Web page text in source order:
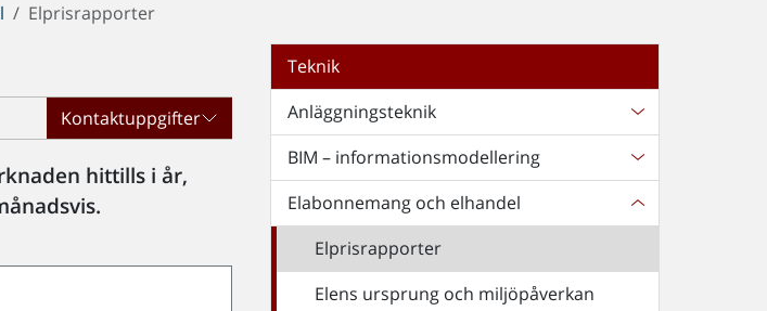
Elprisrapporter
Kontaktuppgifter
hittills i år,
Teknik
Anläggningsteknik
BIM – informationsmodellering
Elabonnemang och elhandel
Elprisrapporter
Elens ursprung och miljöpåverkan